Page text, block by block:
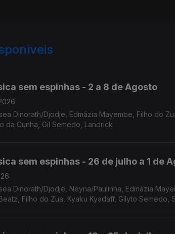
sem espinhas - 2 a 8 de Agosto
Filho do Zua, Kyaku Kyadaff, Gilyto Semedo, Soraia Tavares,
da Cunha, Gil Semedo, Landrick
sem espinhas - 26 de julho a 1 de
Edmázia Mayembe, Stone Warley/Kaysha/Dj Tyson,
Filho do Zua, Kyaku Kyadaff, Gilyto Semedo,